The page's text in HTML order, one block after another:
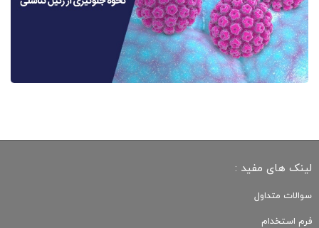
لینک های مفید :
سوالات متداول
فرم استخدام